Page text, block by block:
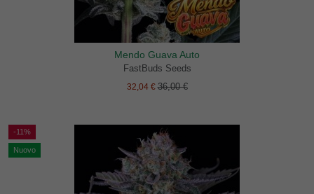
Mendo Guava Auto
FastBuds Seeds
32,04 €36,00 €
-11%
Nuovo